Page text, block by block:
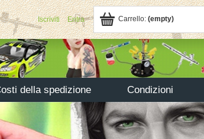
Carrello: (empty)
Iscriviti Entra
della spedizione Condizioni